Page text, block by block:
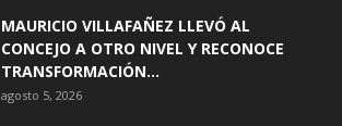
MAURICIO VILLAFAÑEZ LLEVÓ AL
CONCEJO A OTRO NIVEL Y RECONOCE
TRANSFORMACIÓN...
agosto 5, 2026